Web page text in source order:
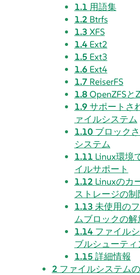
1.1 用語集
1.2 Btrfs
1.3 XFS
1.4 Ext2
1.5 Ext3
1.6 Ext4
1.7 ReiserFS
1.8 OpenZFSと
1.9 サポートさ
ァイルシステム
1.10 ブロック
システム
1.11 Linux環境
イルサポート
1.12 Linuxのカ
ストレージの制
1.13 未使用の
ムブロックの解
1.14 ファイル
ブルシューティ
1.15 詳細情報
2 ファイルシステム